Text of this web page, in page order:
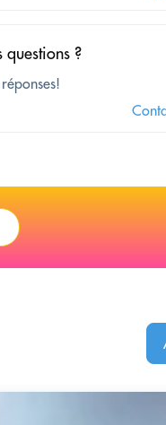
questions ?